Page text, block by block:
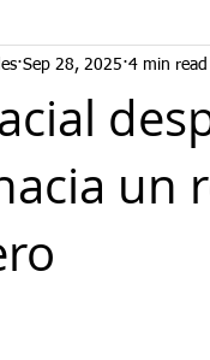
un
Sep 28, 2025 4 min read